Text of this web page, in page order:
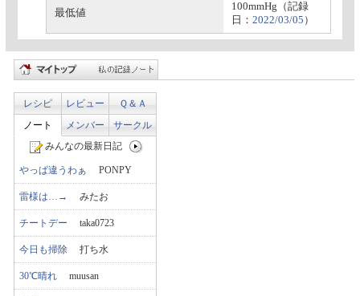
最低値
100mmHg（記録
日： 2022/03/05 ）
レシピ レビュー
Ｑ＆Ａ
ノート
メンバー
サークル
みんなの最新日記
やっぱ違うわぁ PONPY
雷様は…→ みたお
チートデー taka0723
今日も掃除 打ち水
30℃晴れ muusan